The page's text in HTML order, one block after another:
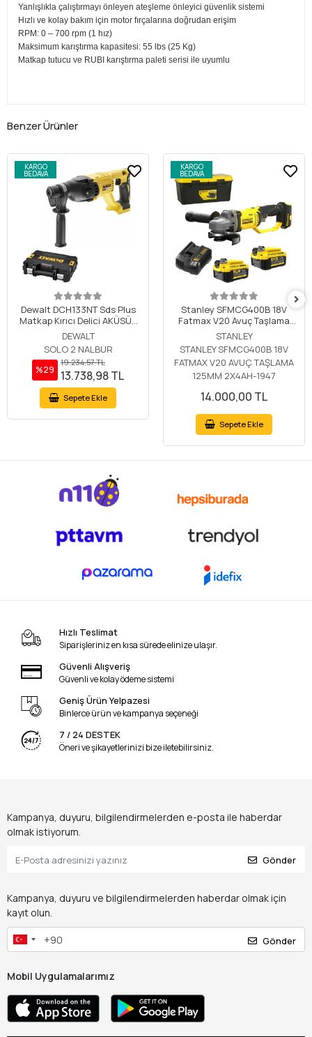
Yanlışlıkla çalıştırmayı önleyen ateşleme önleyici güvenlik sistemi
Hızlı ve kolay bakım için motor fırçalarına doğrudan erişim
RPM: 0 – 700 rpm (1 hız)
Maksimum karıştırma kapasitesi: 55 lbs (25 Kg)
Matkap tutucu ve RUBI karıştırma paleti serisi ile uyumlu
Benzer Ürünler
KARGO
BEDAVA
Dewalt DCH133NT Sds Plus
Matkap Kırıcı Delici AKÜSÜZ
SOLO
DEWALT
SOLO 2 NALBUR
%29
19.234,57 TL
13.738,98 TL
Sepete Ekle
KARGO
BEDAVA
Stanley SFMCG400B 18V
Fatmax V20 Avuç Taşlama
125MM 2x4Ah
STANLEY
STANLEY SFMCG400B 18V
FATMAX V20 AVUÇ TAŞLAMA
125MM 2X4AH-1947
14.000,00 TL
Sepete Ekle
Hızlı Teslimat
Siparişleriniz en kısa sürede elinize ulaşır.
Güvenli Alışveriş
Güvenli ve kolay ödeme sistemi
Geniş Ürün Yelpazesi
Binlerce ürün ve kampanya seçeneği
7 / 24 DESTEK
Öneri ve şikayetlerinizi bize iletebilirsiniz.
Kampanya, duyuru, bilgilendirmelerden e-posta ile haberdar
olmak istiyorum.
Gönder
Kampanya, duyuru ve bilgilendirmelerden haberdar olmak için
kayıt olun.
Gönder
Mobil Uygulamalarımız